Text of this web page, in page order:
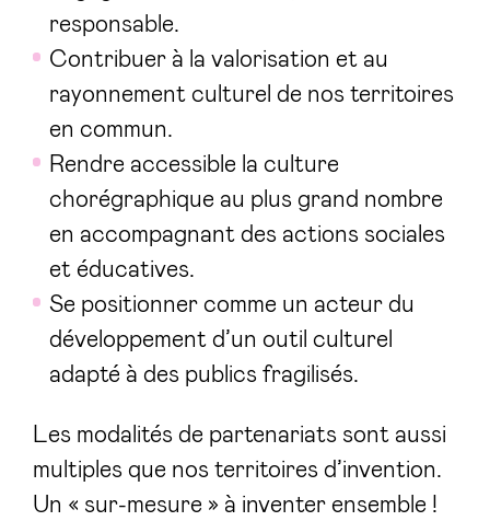
responsable.
Contribuer à la valorisation et au
rayonnement culturel de nos territoires
en commun.
Rendre accessible la culture
chorégraphique au plus grand nombre
en accompagnant des actions sociales
et éducatives.
Se positionner comme un acteur du
développement d’un outil culturel
adapté à des publics fragilisés.
Les modalités de partenariats sont aussi
multiples que nos territoires d’invention.
Un « sur-mesure » à inventer ensemble !